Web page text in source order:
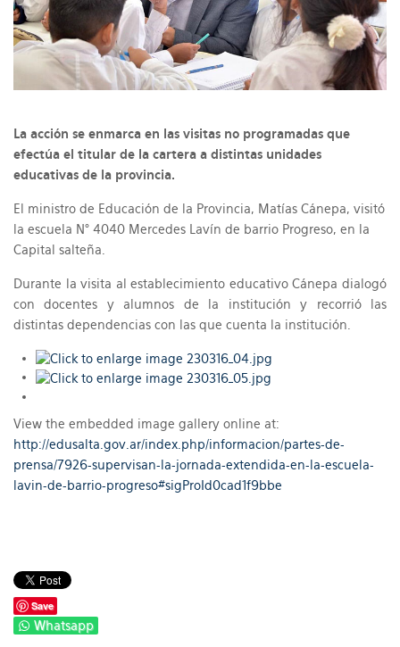
La acción se enmarca en las visitas no programadas que
efectúa el titular de la cartera a distintas unidades
educativas de la provincia.
El ministro de Educación de la Provincia, Matías Cánepa, visitó
la escuela N° 4040 Mercedes Lavín de barrio Progreso, en la
Capital salteña.
Durante la visita al establecimiento educativo Cánepa dialogó
con docentes y alumnos de la institución y recorrió las
distintas dependencias con las que cuenta la institución.
View the embedded image gallery online at:
http://edusalta.gov.ar/index.php/informacion/partes-de-
prensa/7926-supervisan-la-jornada-extendida-en-la-escuela-
lavin-de-barrio-progreso#sigProId0cad1f9bbe
Save
Whatsapp